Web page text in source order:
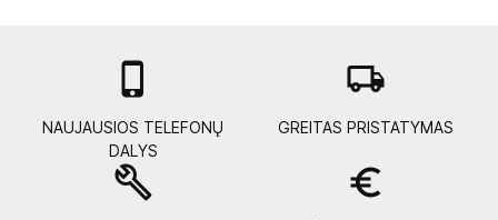

NAUJAUSIOS TELEFONŲ
DALYS
local_shipping
GREITAS PRISTATYMAS
build euro_symbol